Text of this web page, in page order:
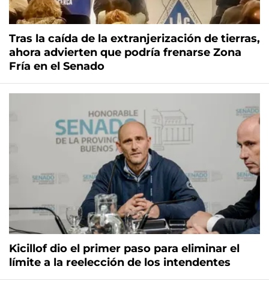
Tras la caída de la extranjerización de tierras,
ahora advierten que podría frenarse Zona
Fría en el Senado
Kicillof dio el primer paso para eliminar el
límite a la reelección de los intendentes